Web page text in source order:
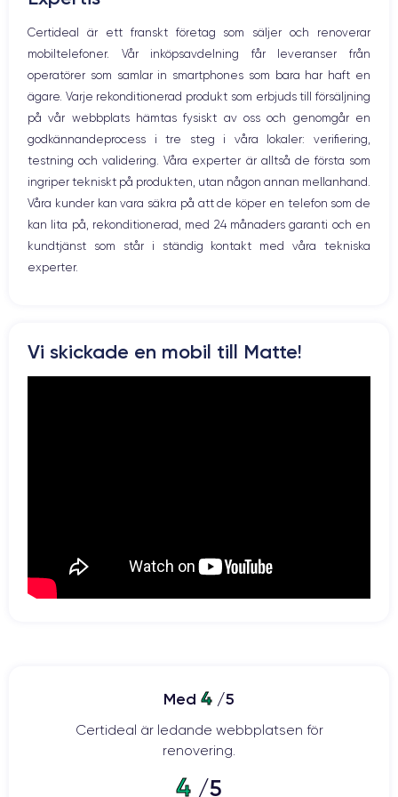
Puce A15 Bionic 6
Nom GPU
GPU 4 cœurs
Fréq. processeur
3.23 GHz
12 Mpx 12 Mpx
Résolution vidéo
4K - 3840 x 2160 px
Recharge rapide
Oui, minimum 18W
Batterie Type de SIM
Si vous souhaitez en savoir plus sur les caractéristiques de ce
Hem-knappen
Bluetooth
WiFi
Nätverk
Vibration
Prise USB
Certideal är ett franskt företag som säljer och renoverar
mobiltelefoner. Vår inköpsavdelning får leveranser från
operatörer som samlar in smartphones som bara har haft en
ägare. Varje rekonditionerad produkt som erbjuds till försäljning
på vår webbplats hämtas fysiskt av oss och genomgår en
godkännandeprocess i tre steg i våra lokaler: verifiering,
testning och validering. Våra experter är alltså de första som
ingriper tekniskt på produkten, utan någon annan mellanhand.
Våra kunder kan vara säkra på att de köper en telefon som de
kan lita på, rekonditionerad, med 24 månaders garanti och en
kundtjänst som står i ständig kontakt med våra tekniska
experter.
Vi skickade en mobil till Matte!
Med 4 /5
Certideal är ledande webbplatsen för
renovering.
4 /5